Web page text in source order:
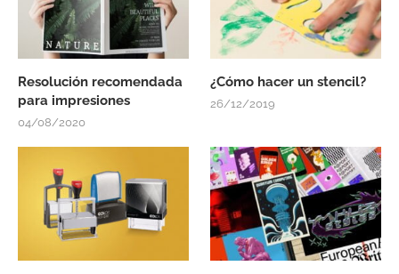
Resolución recomendada
para impresiones
04/08/2020
¿Cómo hacer un stencil?
26/12/2019